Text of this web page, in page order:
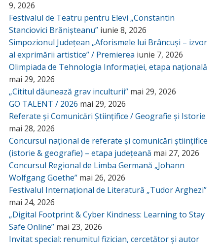
9, 2026
Festivalul de Teatru pentru Elevi „Constantin
Stanciovici Brănișteanu” iunie 8, 2026
Simpozionul Județean „Aforismele lui Brâncuși – izvor
al exprimării artistice” / Premierea iunie 7, 2026
Olimpiada de Tehnologia Informației, etapa națională
mai 29, 2026
„Cititul dăunează grav inculturii” mai 29, 2026
GO TALENT / 2026 mai 29, 2026
Referate și Comunicări Științifice / Geografie și Istorie
mai 28, 2026
Concursul național de referate și comunicări științifice
(istorie & geografie) – etapa județeană mai 27, 2026
Concursul Regional de Limba Germană „Johann
Wolfgang Goethe” mai 26, 2026
Festivalul Internațional de Literatură „Tudor Arghezi”
mai 24, 2026
„Digital Footprint & Cyber Kindness: Learning to Stay
Safe Online” mai 23, 2026
Invitat special: renumitul fizician, cercetător și autor